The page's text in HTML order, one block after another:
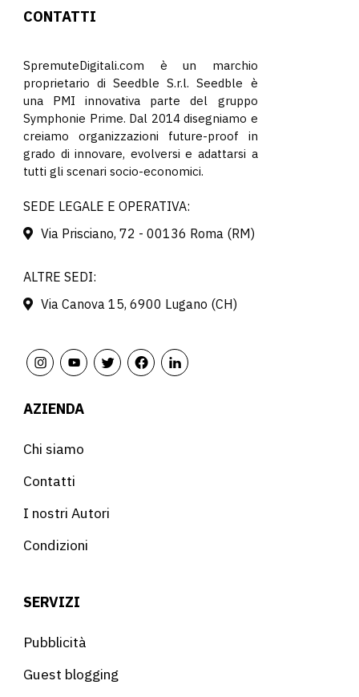
CONTATTI
SpremuteDigitali.com è un marchio
proprietario di Seedble S.r.l. Seedble è
una PMI innovativa parte del gruppo
Symphonie Prime. Dal 2014 disegniamo e
creiamo organizzazioni future-proof in
grado di innovare, evolversi e adattarsi a
tutti gli scenari socio-economici.
SEDE LEGALE E OPERATIVA:
Via Prisciano, 72 - 00136 Roma (RM)
ALTRE SEDI:
Via Canova 15, 6900 Lugano (CH)
AZIENDA
Chi siamo
Contatti
I nostri Autori
Condizioni
SERVIZI
Pubblicità
Guest blogging